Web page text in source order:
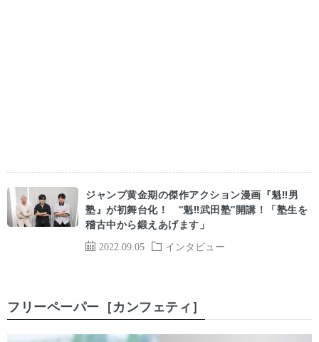
2022.09.05 インタビュー
ジャンプ黄金期の傑作アクション漫画『魁!!男
塾』が初舞台化！ “魁!!武田塾”開講！「塾生を
稽古中から鍛えあげます」
フリーペーパー［カンフェティ］